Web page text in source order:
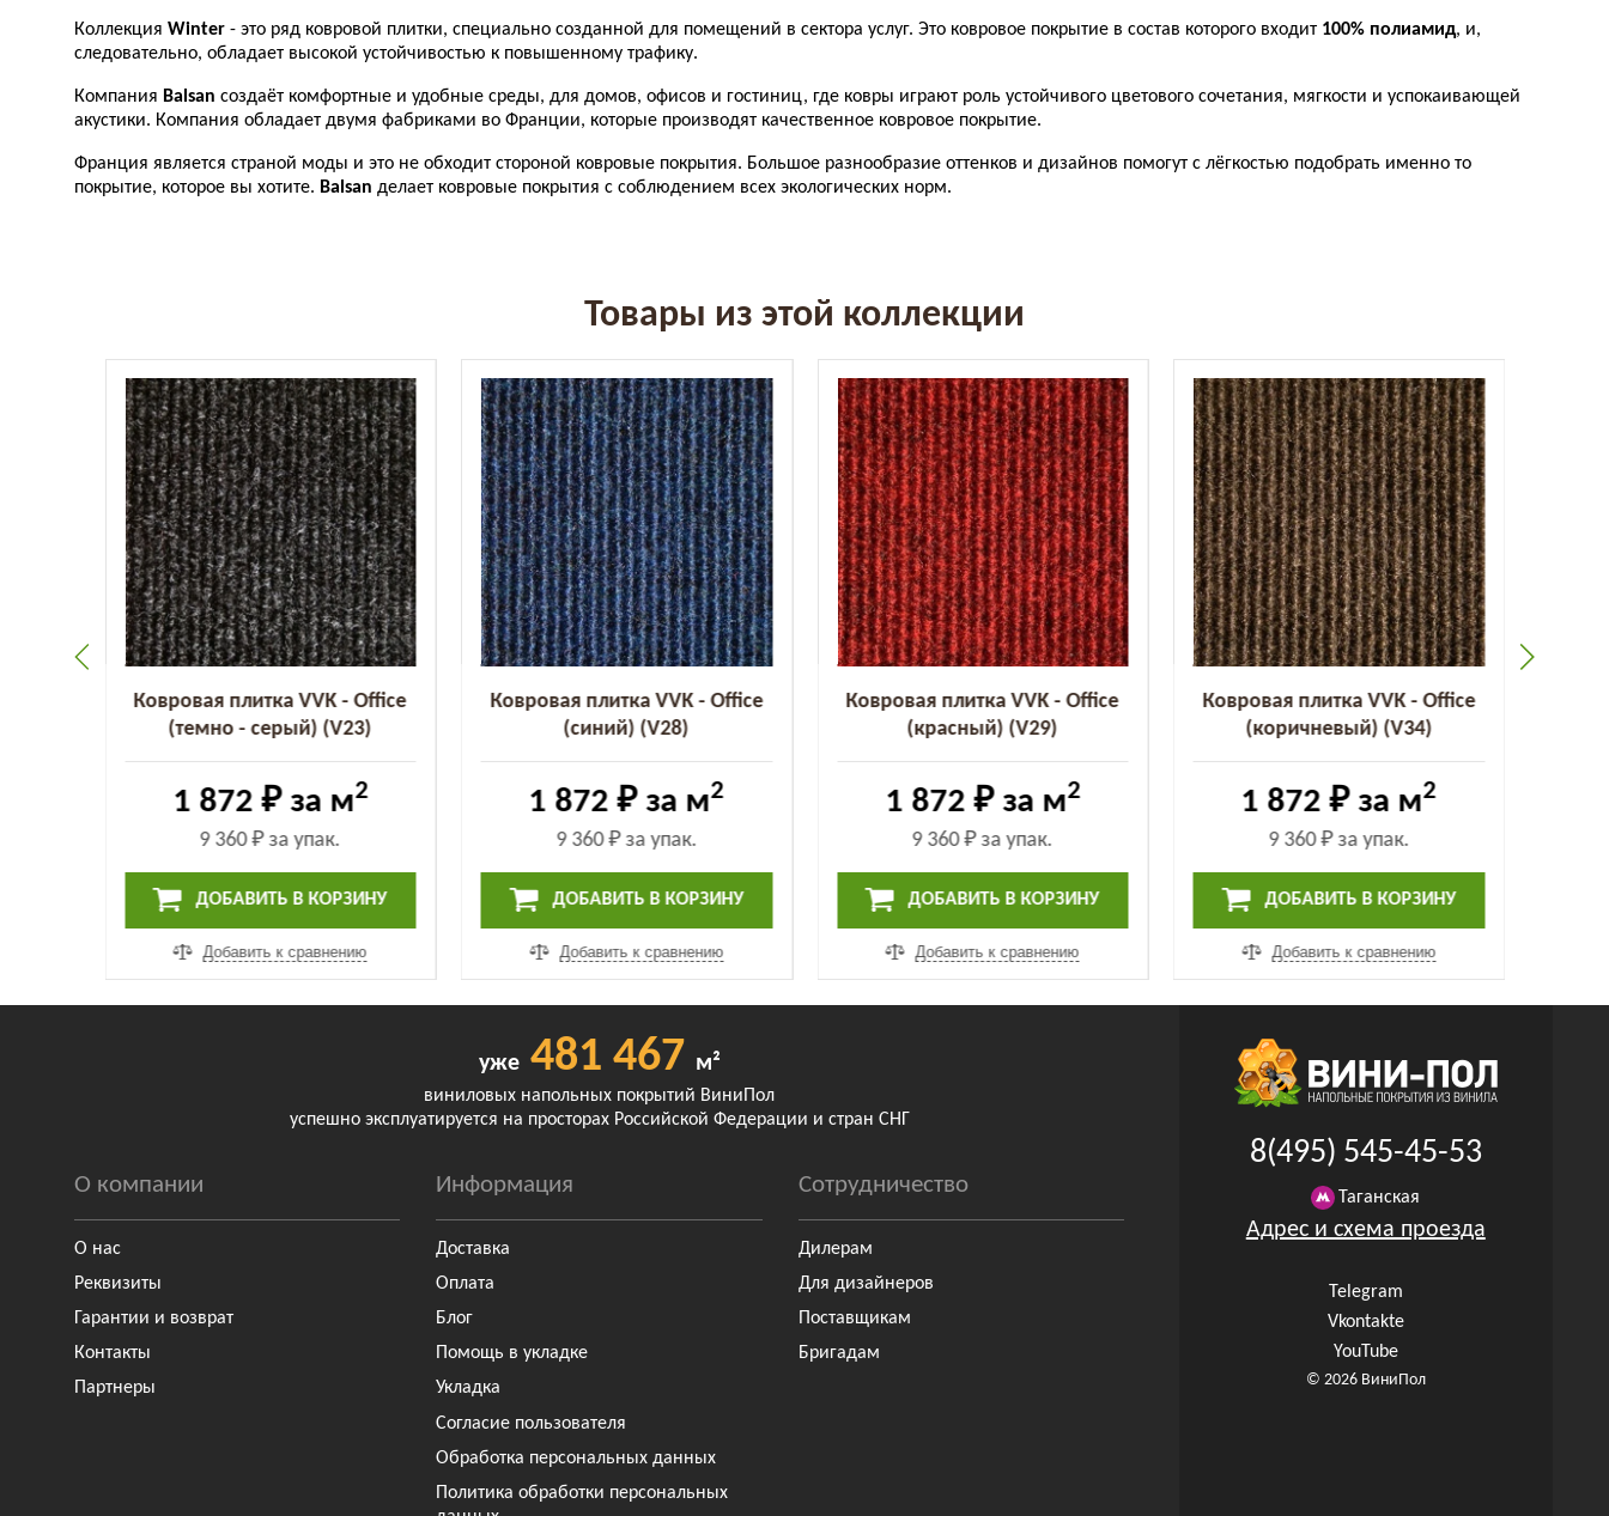
Коллекция Winter - это ряд ковровой плитки, специально созданной для помещений в сектора услуг. Это ковровое покрытие в состав которого входит 100% полиамид, и,
следовательно, обладает высокой устойчивостью к повышенному трафику.
Компания Balsan создаёт комфортные и удобные среды, для домов, офисов и гостиниц, где ковры играют роль устойчивого цветового сочетания, мягкости и успокаивающей
акустики. Компания обладает двумя фабриками во Франции, которые производят качественное ковровое покрытие.
Франция является страной моды и это не обходит стороной ковровые покрытия. Большое разнообразие оттенков и дизайнов помогут с лёгкостью подобрать именно то
покрытие, которое вы хотите. Balsan делает ковровые покрытия с соблюдением всех экологических норм.
Товары из этой коллекции
Ковровая плитка VVK - Office
(темно - серый) (V23)
1 872 ₽за м2
9 360 ₽за упак.
ДОБАВИТЬ В КОРЗИНУ
Добавить к сравнению
Ковровая плитка VVK - Office
(синий) (V28)
1 872 ₽за м2
9 360 ₽за упак.
ДОБАВИТЬ В КОРЗИНУ
Добавить к сравнению
Ковровая плитка VVK - Office
(красный) (V29)
1 872 ₽за м2
9 360 ₽за упак.
ДОБАВИТЬ В КОРЗИНУ
Добавить к сравнению
Ковровая плитка VVK - Office
(коричневый) (V34)
1 872 ₽за м2
9 360 ₽за упак.
ДОБАВИТЬ В КОРЗИНУ
Добавить к сравнению
уже481 467 м²
виниловых напольных покрытий ВиниПол
успешно эксплуатируется на просторах Российской Федерации и стран СНГ
О компании
О нас
Реквизиты
Гарантии и возврат
Контакты
Партнеры
Информация
Доставка
Оплата
Блог
Помощь в укладке
Укладка
Согласие пользователя
Обработка персональных данных
Политика обработки персональных
Сотрудничество
Дилерам
Для дизайнеров
Поставщикам
Бригадам
8(495) 545-45-53
Таганская
Адрес и схема проезда
Telegram
Vkontakte
YouTube
© 2026 ВиниПол